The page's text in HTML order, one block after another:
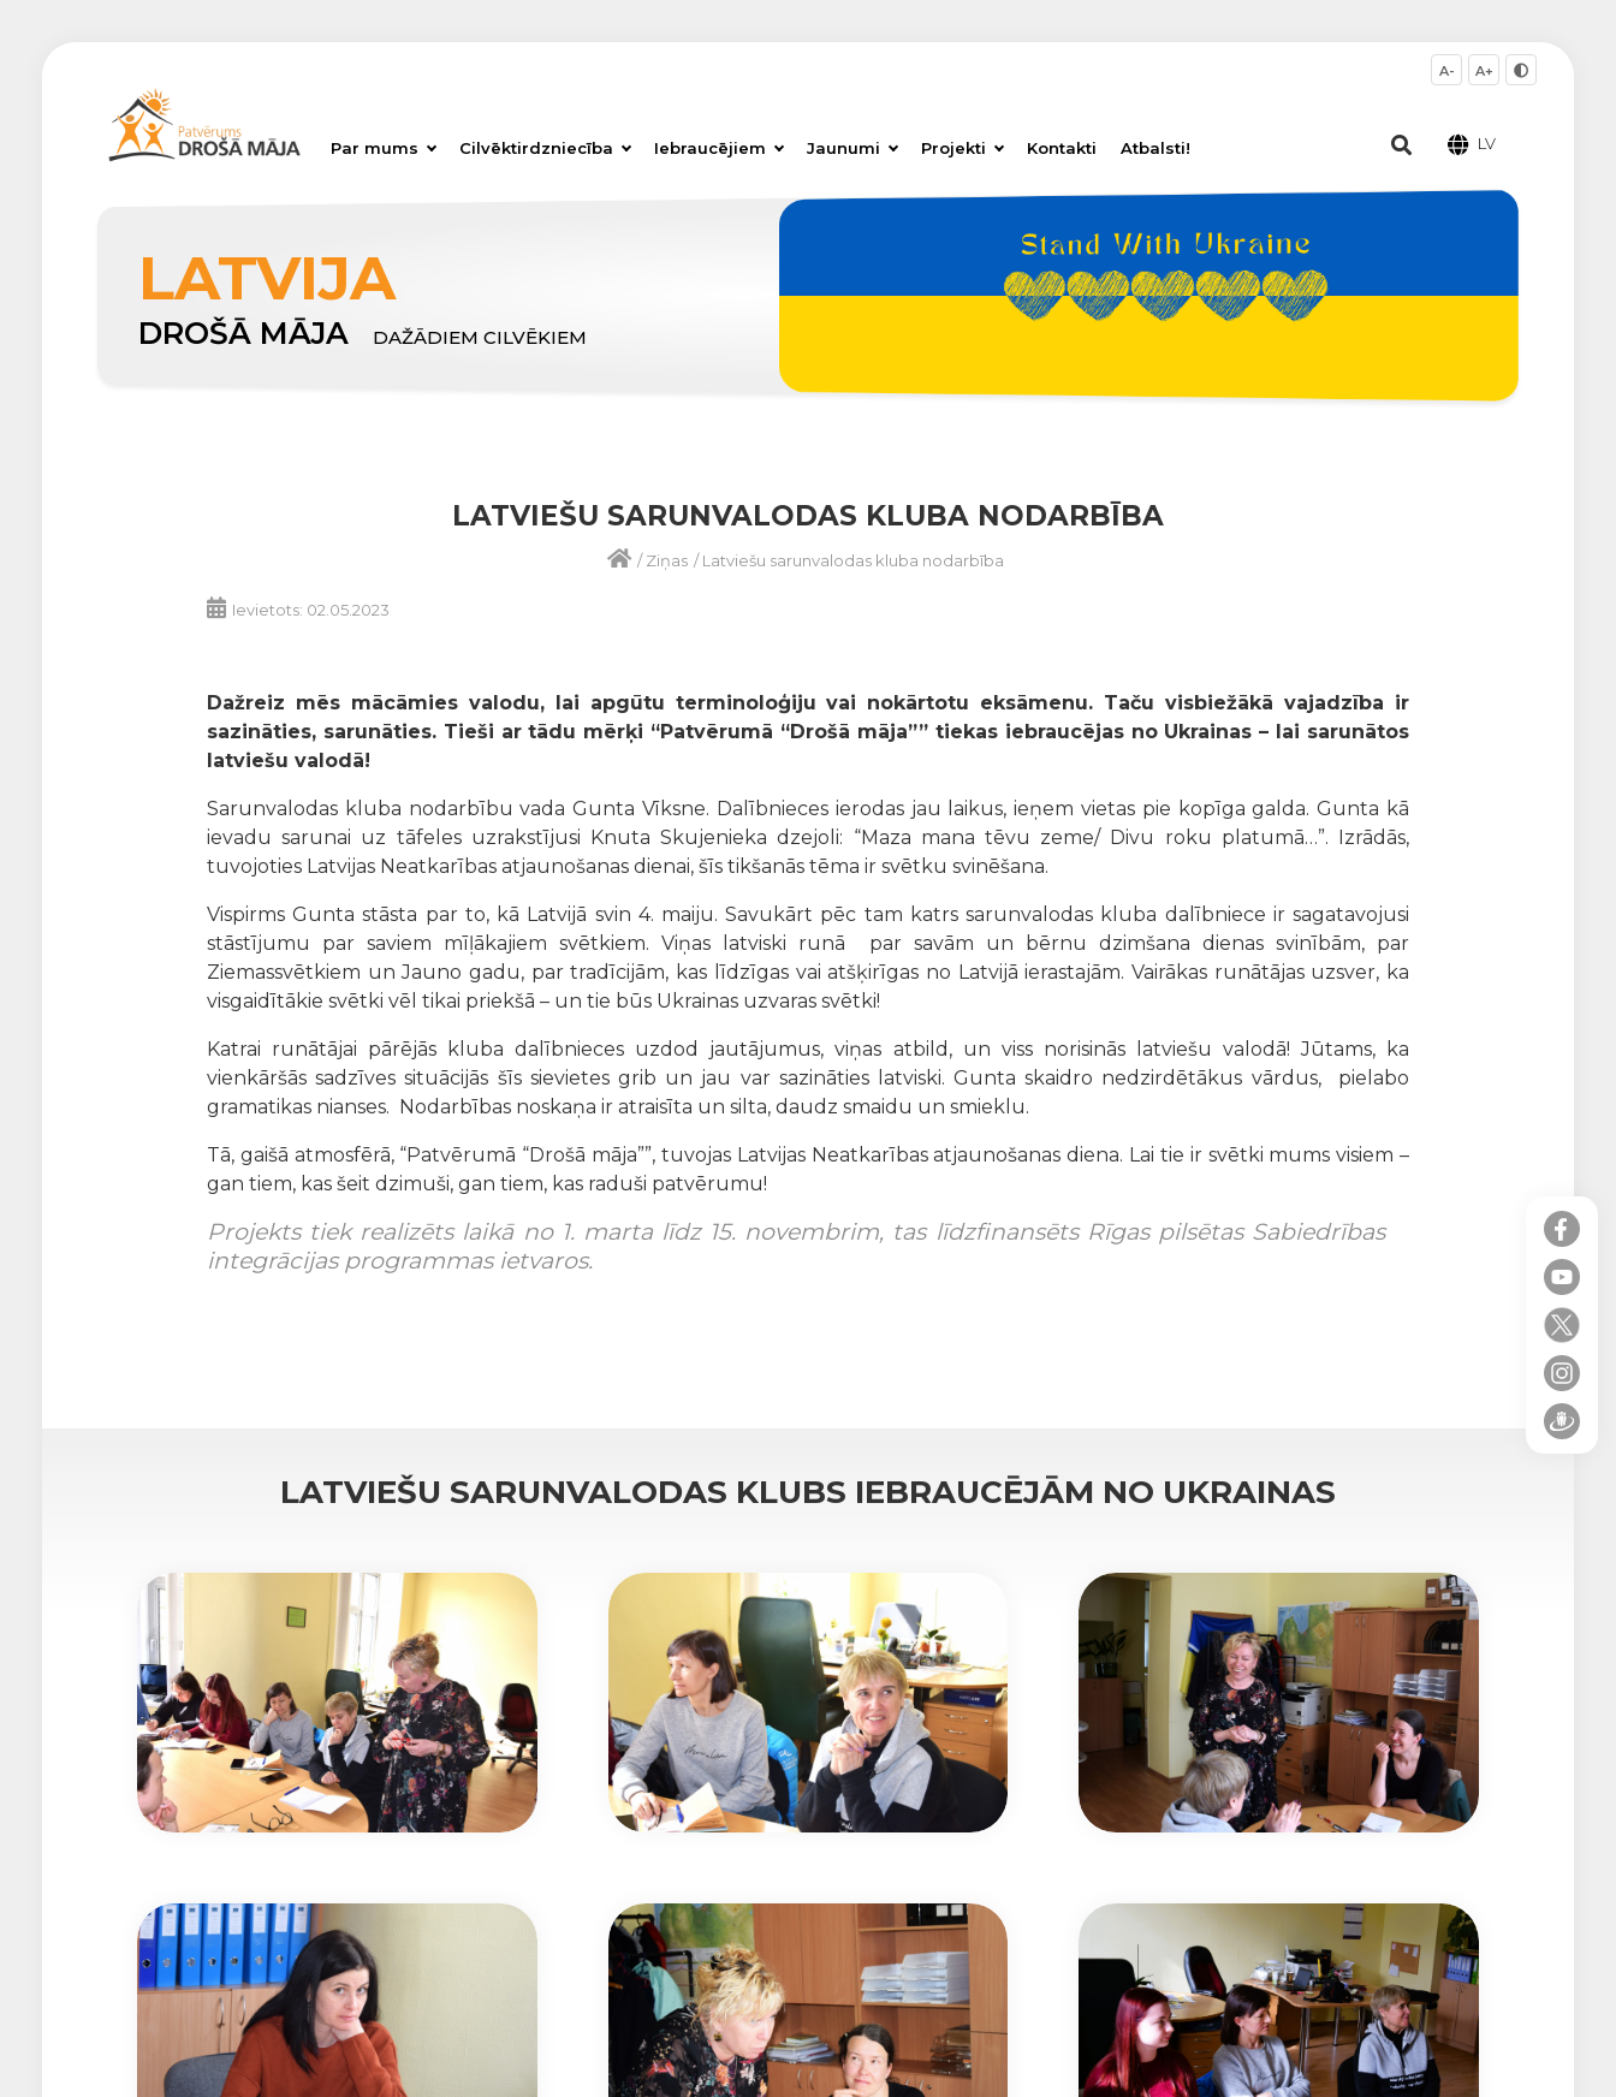
Par mums Cilvēktirdzniecība Iebraucējiem Jaunumi Projekti Kontakti Atbalsti!
A- A+
LV
LATVIJA
DROŠĀ MĀJA DAŽĀDIEM CILVĒKIEM
LATVIEŠU SARUNVALODAS KLUBA NODARBĪBA
/Ziņas /Latviešu sarunvalodas kluba nodarbība
Ievietots: 02.05.2023
Dažreiz mēs mācāmies valodu, lai apgūtu terminoloģiju vai nokārtotu eksāmenu. Taču visbiežākā vajadzība ir
sazināties, sarunāties. Tieši ar tādu mērķi “Patvērumā “Drošā māja”” tiekas iebraucējas no Ukrainas – lai sarunātos
latviešu valodā!
Sarunvalodas kluba nodarbību vada Gunta Vīksne. Dalībnieces ierodas jau laikus, ieņem vietas pie kopīga galda. Gunta kā
ievadu sarunai uz tāfeles uzrakstījusi Knuta Skujenieka dzejoli: “Maza mana tēvu zeme/ Divu roku platumā…”. Izrādās,
tuvojoties Latvijas Neatkarības atjaunošanas dienai, šīs tikšanās tēma ir svētku svinēšana.
Vispirms Gunta stāsta par to, kā Latvijā svin 4. maiju. Savukārt pēc tam katrs sarunvalodas kluba dalībniece ir sagatavojusi
stāstījumu par saviem mīļākajiem svētkiem. Viņas latviski runā par savām un bērnu dzimšana dienas svinībām, par
Ziemassvētkiem un Jauno gadu, par tradīcijām, kas līdzīgas vai atšķirīgas no Latvijā ierastajām. Vairākas runātājas uzsver, ka
visgaidītākie svētki vēl tikai priekšā – un tie būs Ukrainas uzvaras svētki!
Katrai runātājai pārējās kluba dalībnieces uzdod jautājumus, viņas atbild, un viss norisinās latviešu valodā! Jūtams, ka
vienkāršās sadzīves situācijās šīs sievietes grib un jau var sazināties latviski. Gunta skaidro nedzirdētākus vārdus, pielabo
gramatikas nianses. Nodarbības noskaņa ir atraisīta un silta, daudz smaidu un smieklu.
Tā, gaišā atmosfērā, “Patvērumā “Drošā māja””, tuvojas Latvijas Neatkarības atjaunošanas diena. Lai tie ir svētki mums visiem –
gan tiem, kas šeit dzimuši, gan tiem, kas raduši patvērumu!
Projekts tiek realizēts laikā no 1. marta līdz 15. novembrim, tas līdzfinansēts Rīgas pilsētas Sabiedrības
integrācijas programmas ietvaros.
LATVIEŠU SARUNVALODAS KLUBS IEBRAUCĒJĀM NO UKRAINAS